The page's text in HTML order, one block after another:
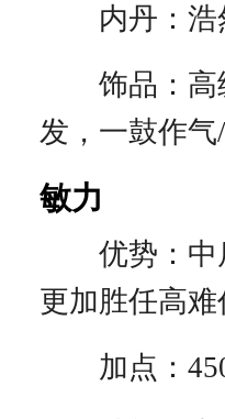
内丹：浩
饰品：高
发，一鼓作
敏力
优势：中
更加胜任高
加点：